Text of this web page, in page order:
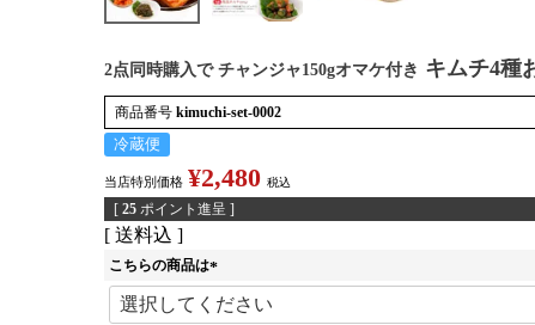
2点同時購入で チャンジャ150gオマケ付き キムチ4種
商品番号 kimuchi-set-0002
冷蔵便
当店特別価格 ¥2,480 税込
[ 25 ポイント進呈 ]
送料込
こちらの商品は
(
必